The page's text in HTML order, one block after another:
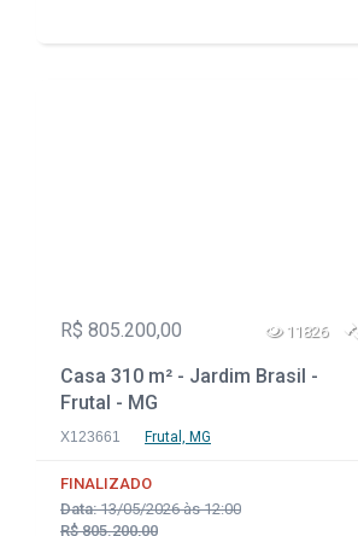
R$ 805.200,00 11826
Casa 310 m² - Jardim Brasil -
Frutal - MG
X123661 Frutal, MG
FINALIZADO
Data:13/05/2026 às 12:00
R$ 805.200,00